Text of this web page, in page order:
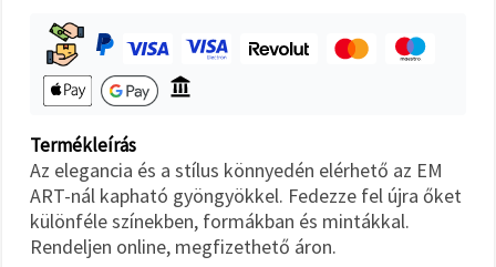
Termékleírás
Az elegancia és a stílus könnyedén elérhető az EM
ART-nál kapható gyöngyökkel. Fedezze fel újra őket
különféle színekben, formákban és mintákkal.
Rendeljen online, megfizethető áron.